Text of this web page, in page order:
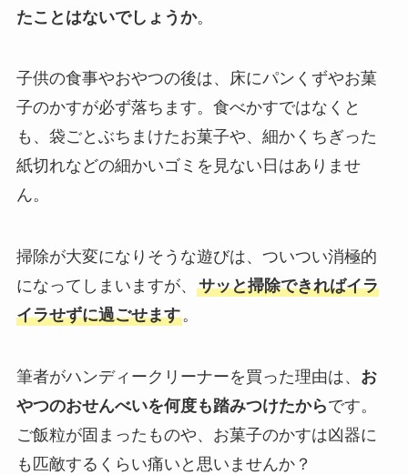
たことはないでしょうか。
子供の食事やおやつの後は、床にパンくずやお菓
子のかすが必ず落ちます。食べかすではなくと
も、袋ごとぶちまけたお菓子や、細かくちぎった
紙切れなどの細かいゴミを見ない日はありませ
ん。
掃除が大変になりそうな遊びは、ついつい消極的
になってしまいますが、 サッと掃除できればイラ
イラせずに過ごせます。
筆者がハンディークリーナーを買った理由は、 お
やつのおせんべいを何度も踏みつけたからです。
ご飯粒が固まったものや、お菓子のかすは凶器に
も匹敵するくらい痛いと思いませんか？